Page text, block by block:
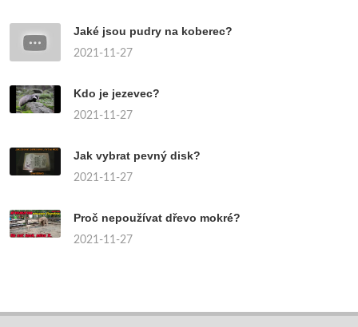
Jaké jsou pudry na koberec?
2021-11-27
Kdo je jezevec?
2021-11-27
Jak vybrat pevný disk?
2021-11-27
Proč nepoužívat dřevo mokré?
2021-11-27